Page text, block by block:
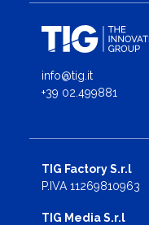
info@tig.it
+39 02.499881
TIG Factory S.r.l
P.IVA 11269810963
TIG Media S.r.l